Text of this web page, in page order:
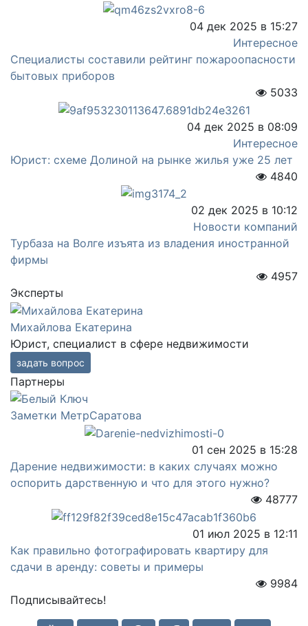
04 дек 2025 в 15:27
Интересное
Специалисты составили рейтинг пожароопасности
бытовых приборов
5033
04 дек 2025 в 08:09
Интересное
Юрист: схеме Долиной на рынке жилья уже 25 лет
4840
02 дек 2025 в 10:12
Новости компаний
Турбаза на Волге изъята из владения иностранной
фирмы
4957
Эксперты
Михайлова Екатерина
Юрист, специалист в сфере недвижимости
задать вопрос
Партнеры
Заметки МетрСаратова
01 сен 2025 в 15:28
Дарение недвижимости: в каких случаях можно
оспорить дарственную и что для этого нужно?
48777
01 июл 2025 в 12:11
Как правильно фотографировать квартиру для
сдачи в аренду: советы и примеры
9984
Подписывайтесь!